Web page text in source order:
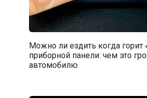
Можно ли ездить когда горит
приборной панели: чем это
автомобилю